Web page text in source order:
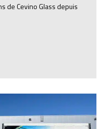
de Cevino Glass depuis